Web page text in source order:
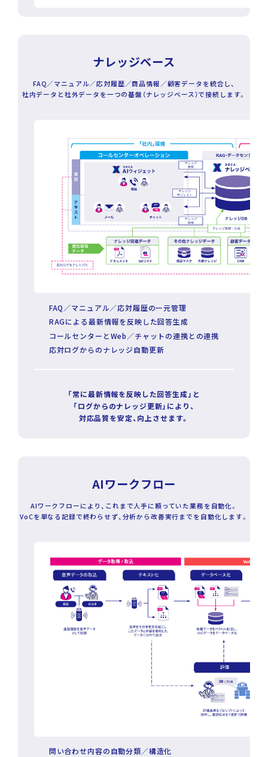
ナレッジベース
FAQ／マニュアル／応対履歴／商品情報／顧客データを統合し、
社内データと社外データを一つの基盤（ナレッジベース）で接続します。
FAQ／マニュアル／応対履歴の一元管理
RAGによる最新情報を反映した回答生成
コールセンターとWeb／チャットの連携との連携
応対ログからのナレッジ自動更新
「常に最新情報を反映した回答生成」と
「ログからのナレッジ更新」により、
対応品質を安定、向上させます。
AIワークフロー
AIワークフローにより、これまで人手に頼っていた業務を自動化。
VoCを単なる記録で終わらせず、分析から改善実行までを自動化します。
問い合わせ内容の自動分類／構造化